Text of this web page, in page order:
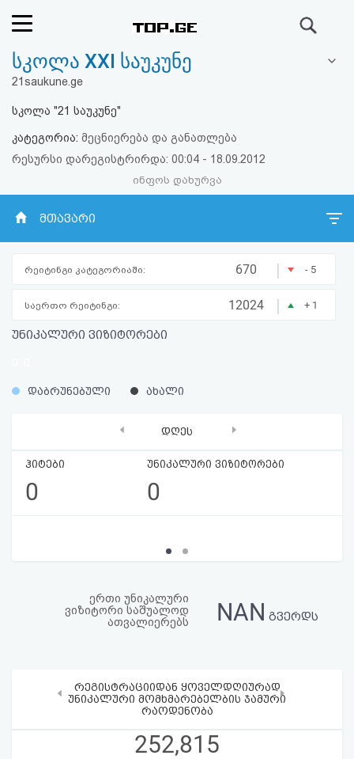
რეიტინგი
ფოსტა
პასუხი
პაროლის
სალიცენზიო
სკოლა XXI საუკუნე
21saukune.ge
სკოლა "21 საუკუნე"
კატეგორია: მეცნიერება და განათლება
რესურსი დარეგისტრირდა: 00:04 - 18.09.2012
ინფოს დახურვა
მთავარი
რეიტინგი კატეგორიაში: 670 | - 5
საერთო რეიტინგი: 12024 | + 1
უნიკალური ვიზიტორები
%
% დაბრუნებული ახალი
დღეს
ჰიტები
0
უნიკალური ვიზიტორები
0
‹ ›
ერთი უნიკალური
ვიზიტორი საშუალოდ
ათვალიერებს
NAN გვერდს
რეგისტრაციიდან ყოველდღიურად
უნიკალური მომხმარებელბის ჯამური
რაოდენობა
252,815
‹ ›